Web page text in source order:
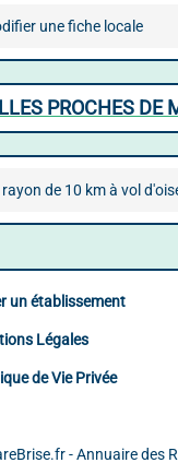
une fiche locale
PROCHES DE
de 10 km à vol
un établissement
Légales
de Vie Privée
- Annuaire des